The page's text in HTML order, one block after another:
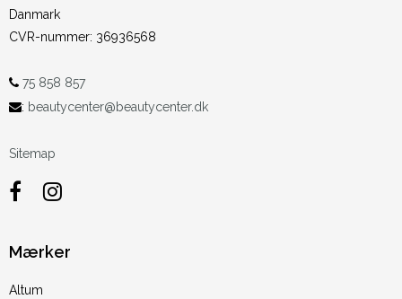
Danmark
CVR-nummer: 36936568
75 858 857
: beautycenter@beautycenter.dk
Sitemap
Mærker
Altum